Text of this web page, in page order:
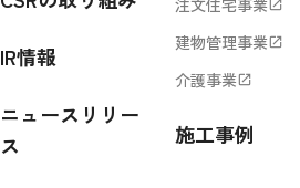
IR情報
ニュースリリー
ス
注文住宅事業 open_in_new
建物管理事業 open_in_new
介護事業 open_in_new
施工事例